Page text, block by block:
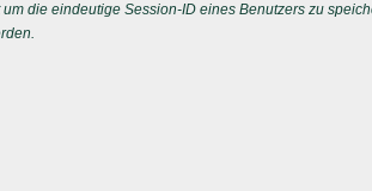
die eindeutige Session-ID eines Benutzers zu